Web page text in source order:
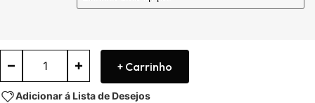
+ Carrinho
Adicionar á Lista de Desejos